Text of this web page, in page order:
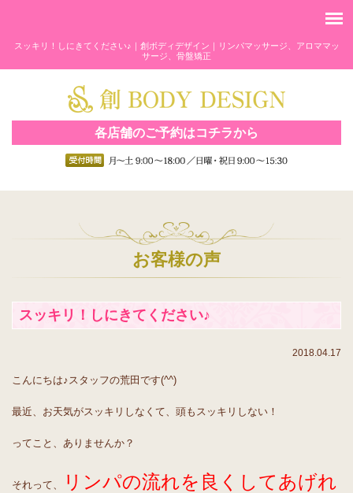
スッキリ！しにきてください♪｜創ボディデザイン｜リンパマッサージ、アロママッ
サージ、骨盤矯正
各店舗のご予約はコチラから
お客様の声
スッキリ！しにきてください♪
2018.04.17
こんにちは♪スタッフの荒田です(^^)
最近、お天気がスッキリしなくて、頭もスッキリしない！
ってこと、ありませんか？
それって、
リンパの流れを良くしてあげれ